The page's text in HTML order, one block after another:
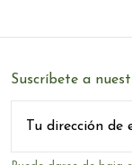
Suscríbete a